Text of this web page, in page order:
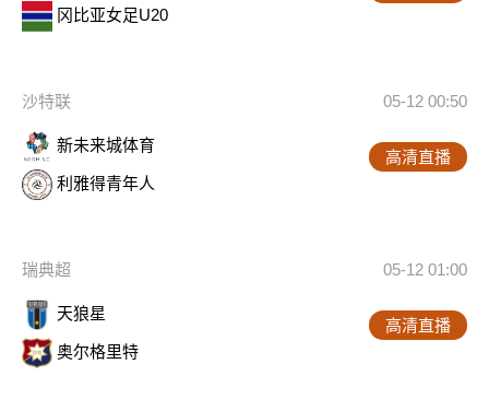
冈比亚女足U20
沙特联 05-12 00:50
新未来城体育
利雅得青年人
高清直播
瑞典超 05-12 01:00
天狼星
奥尔格里特
高清直播